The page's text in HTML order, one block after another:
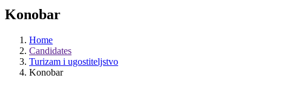
Konobar
Home
Candidates
Turizam i ugostiteljstvo
Konobar